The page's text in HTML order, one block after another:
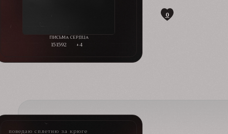
151592 +4
0
поведаю сплетню за крюге